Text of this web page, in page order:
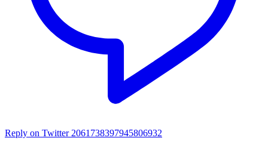
Reply on Twitter 2061738397945806932